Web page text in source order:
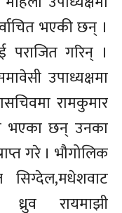
भएकी छन् ।
पराजित गरिन् ।
उपाध्यक्षमा
रामकुमार
भएका छन् उनका
गरे । भौगोलिक
सिग्देल,मधेशवाट
ध्रुव रायमाझी